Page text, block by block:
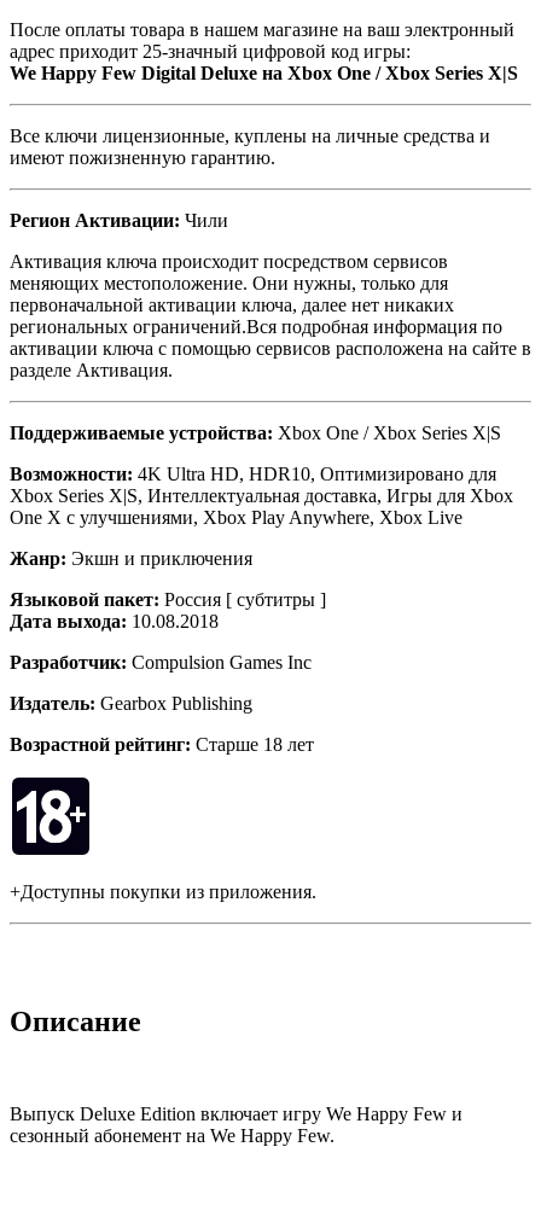
После оплаты товара в нашем магазине на ваш электронный
адрес приходит 25-значный цифровой код игры:
We Happy Few Digital Deluxe на Xbox One / Xbox Series X|S
Все ключи лицензионные, куплены на личные средства и
имеют пожизненную гарантию.
Регион Активации: Чили
Активация ключа происходит посредством сервисов
меняющих местоположение. Они нужны, только для
первоначальной активации ключа, далее нет никаких
региональных ограничений.Вся подробная информация по
активации ключа с помощью сервисов расположена на сайте в
разделе Активация.
Поддерживаемые устройства: Xbox One / Xbox Series X|S
Возможности: 4K Ultra HD, HDR10, Оптимизировано для
Xbox Series X|S, Интеллектуальная доставка, Игры для Xbox
One X с улучшениями, Xbox Play Anywhere, Xbox Live
Жанр: Экшн и приключения
Языковой пакет: Россия [ субтитры ]
Дата выхода: 10.08.2018
Разработчик: Compulsion Games Inc
Издатель: Gearbox Publishing
Возрастной рейтинг: Старше 18 лет
+Доступны покупки из приложения.
Описание
Выпуск Deluxe Edition включает игру We Happy Few и
сезонный абонемент на We Happy Few.